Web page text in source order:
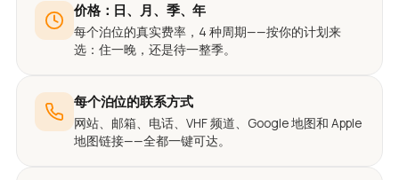
价格：日、月、季、年
每个泊位的真实费率，4 种周期——按你的计划来
选：住一晚，还是待一整季。
每个泊位的联系方式
网站、邮箱、电话、VHF 频道、Google 地图和 Apple
地图链接——全都一键可达。